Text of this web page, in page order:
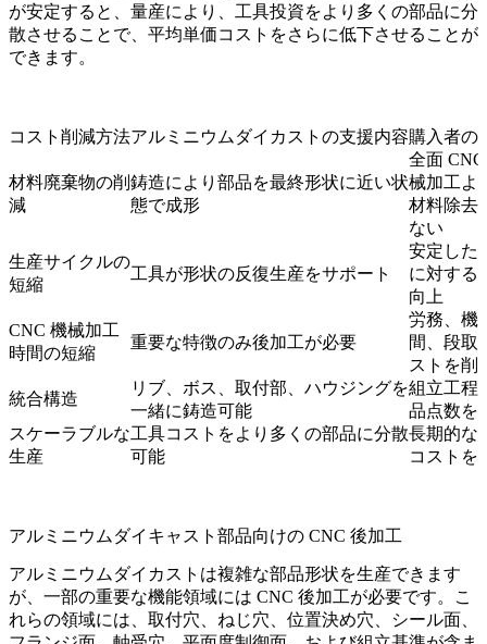
が安定すると、 量産により、工具投資をより多くの部品に分
散させることで、平均単価コストをさらに低下させることが
できます。
コスト削減方法アルミニウムダイカストの支援内容購入者の
材料廃棄物の削
減
鋳造により部品を最終形状に近い状
態で成形
全面
械加工よ
材料除去
ない
生産サイクルの
短縮
工具が形状の反復生産をサポート
安定した
に対する
向上
CNC 機械加工
時間の短縮
重要な特徴のみ後加工が必要
労務、機
間、段取
ストを削
統合構造
リブ、ボス、取付部、ハウジングを
一緒に鋳造可能
組立工程
品点数を
スケーラブルな
生産
工具コストをより多くの部品に分散
可能
長期的な
コストを
アルミニウムダイキャスト部品向けの CNC 後加工
アルミニウムダイカストは複雑な部品形状を生産できます
が、一部の重要な機能領域には CNC 後加工が必要です。こ
れらの領域には、取付穴、ねじ穴、位置決め穴、シール面、